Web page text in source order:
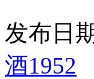
发布日
酒1952